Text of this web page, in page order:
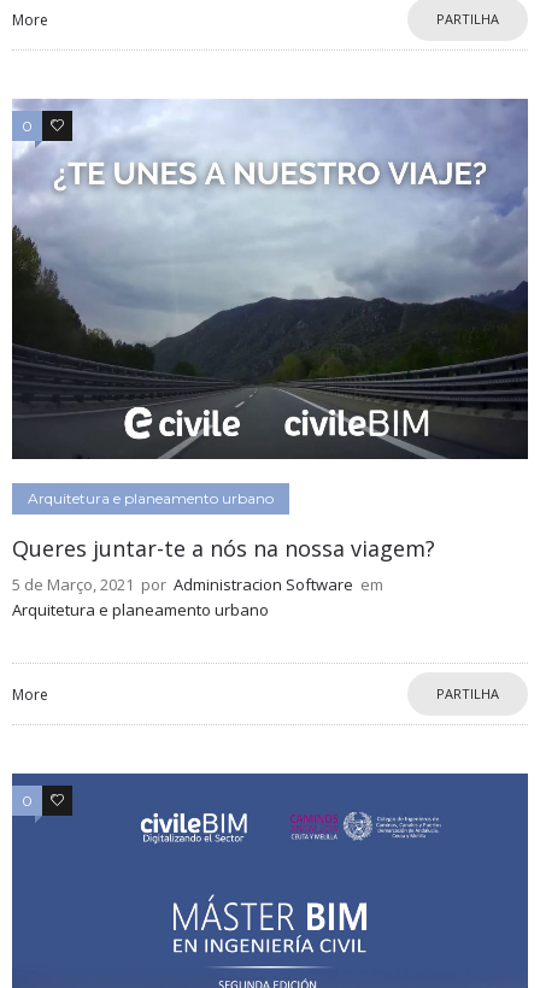
More PARTILHA
0 0
Arquitetura e planeamento urbano
Queres juntar-te a nós na nossa viagem?
5 de Março, 2021 por Administracion Software em
Arquitetura e planeamento urbano
More PARTILHA
0 0